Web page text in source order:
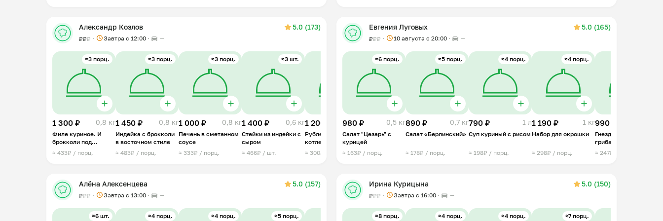
Александр Козлов 5.0 (173)
₽₽₽ Завтра c 12:00 —
≈3 порц.
1 300 ₽ 0,8 кг
Филе куриное. И
брокколи под
сливочным соусом
≈ 433₽ / порц.
≈3 порц.
1 450 ₽ 0,8 кг
Индейка с брокколи
в восточном стиле
≈ 483₽ / порц.
≈3 порц.
1 000 ₽ 0,8 кг
Печень в сметанном
соусе
≈ 333₽ / порц.
≈3 шт.
1 400 ₽ 0,6 кг
Стейки из индейки с
сыром
≈ 466₽ / шт.
≈4 порц.
1 200 ₽ 0,6 кг
Рубленые куриные
котлеты
≈ 300₽ / порц.
≈4 порц.
1 500 ₽ 1 кг
Спагетти терияки с
≈ 375₽ / порц.
Евгения Луговых 5.0 (165)
₽₽₽ 10 августа с 20:00 —
≈6 порц.
980 ₽ 0,5 кг
Салат "Цезарь" с
курицей
≈ 163₽ / порц.
≈5 порц.
890 ₽ 0,7 кг
Салат «Берлинский»
≈ 178₽ / порц.
≈4 порц.
790 ₽ 1 л
Суп куриный с рисом
≈ 198₽ / порц.
≈4 порц.
1 190 ₽ 1 кг
Набор для окрошки
≈ 298₽ / порц.
990 ₽
Гнездо мясное с
грибами
≈ 247₽ / шт.
Алёна Алексенцева 5.0 (157)
₽₽₽ Завтра c 13:00 —
≈6 шт. ≈4 порц. ≈4 порц. ≈5 порц. ≈4 порц. ≈3 порц.
Ирина Курицына 5.0 (150)
₽₽₽ Завтра c 16:00 —
≈8 порц. ≈4 порц. ≈4 порц. ≈7 порц.